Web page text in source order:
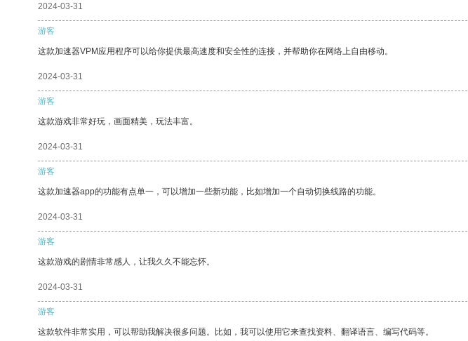
2024-03-31
游客
这款加速器VPM应用程序可以给你提供最高速度和安全性的连接，并帮助你在网络上自由移动。
2024-03-31
游客
这款游戏非常好玩，画面精美，玩法丰富。
2024-03-31
游客
这款加速器app的功能有点单一，可以增加一些新功能，比如增加一个自动切换线路的功能。
2024-03-31
游客
这款游戏的剧情非常感人，让我久久不能忘怀。
2024-03-31
游客
这款软件非常实用，可以帮助我解决很多问题。比如，我可以使用它来查找资料、翻译语言、编写代码等。